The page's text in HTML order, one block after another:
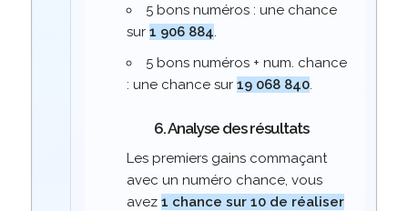
5 bons numéros : une chance
sur 1 906 884.
5 bons numéros + num. chance
: une chance sur 19 068 840.
6. Analyse des résultats
Les premiers gains commaçant
avec un numéro chance, vous
avez 1 chance sur 10 de réaliser